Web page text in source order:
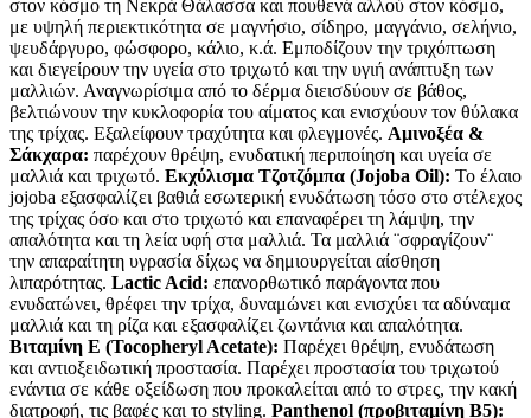
στον κόσμο τη Νεκρά Θάλασσα και πουθενά αλλού στον κόσμο,
με υψηλή περιεκτικότητα σε μαγνήσιο, σίδηρο, μαγγάνιο, σελήνιο,
ψευδάργυρο, φώσφορο, κάλιο, κ.ά. Εμποδίζουν την τριχόπτωση
και διεγείρουν την υγεία στο τριχωτό και την υγιή ανάπτυξη των
μαλλιών. Αναγνωρίσιμα από το δέρμα διεισδύουν σε βάθος,
βελτιώνουν την κυκλοφορία του αίματος και ενισχύουν τον θύλακα
της τρίχας. Εξαλείφουν τραχύτητα και φλεγμονές. Αμινοξέα &
Σάκχαρα: παρέχουν θρέψη, ενυδατική περιποίηση και υγεία σε
μαλλιά και τριχωτό. Εκχύλισμα Τζοτζόμπα (Jojoba Oil): Το έλαιο
jojoba εξασφαλίζει βαθιά εσωτερική ενυδάτωση τόσο στο στέλεχος
της τρίχας όσο και στο τριχωτό και επαναφέρει τη λάμψη, την
απαλότητα και τη λεία υφή στα μαλλιά. Τα μαλλιά ¨σφραγίζουν¨
την απαραίτητη υγρασία δίχως να δημιουργείται αίσθηση
λιπαρότητας. Lactic Acid: επανορθωτικό παράγοντα που
ενυδατώνει, θρέφει την τρίχα, δυναμώνει και ενισχύει τα αδύναμα
μαλλιά και τη ρίζα και εξασφαλίζει ζωντάνια και απαλότητα.
Βιταμίνη Ε (Tocopheryl Acetate): Παρέχει θρέψη, ενυδάτωση
και αντιοξειδωτική προστασία. Παρέχει προστασία του τριχωτού
ενάντια σε κάθε οξείδωση που προκαλείται από το στρες, την κακή
διατροφή, τις βαφές και το styling. Panthenol (προβιταμίνη Β5):